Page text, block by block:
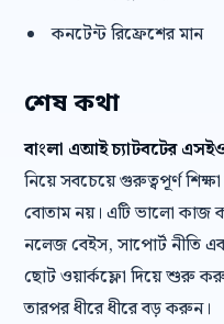
কনটেন্ট রিফ্রেশের মান
শেষ কথা
বাংলা এআই চ্যাটবটের
নিয়ে সবচেয়ে গুরুত্বপূর্ণ
বোতাম নয়। এটি ভালো কাজ
নলেজ বেইস, সাপোর্ট নীতি
ছোট ওয়ার্কফ্লো দিয়ে শুরু
তারপর ধীরে ধীরে বড় করুন।